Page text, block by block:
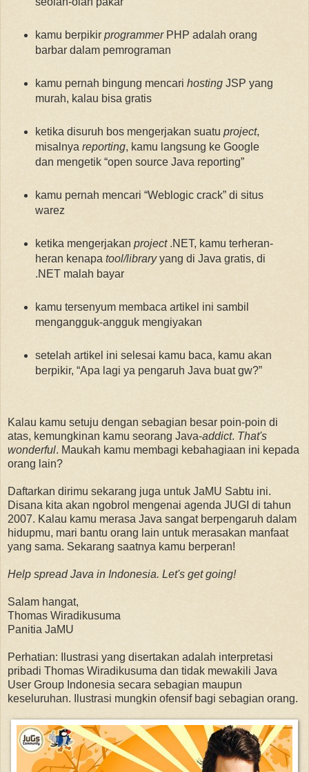
kamu berpikir programmer PHP adalah orang
barbar dalam pemrograman
kamu pernah bingung mencari hosting JSP yang
murah, kalau bisa gratis
ketika disuruh bos mengerjakan suatu project,
misalnya reporting, kamu langsung ke Google
dan mengetik “open source Java reporting”
kamu pernah mencari “Weblogic crack” di situs
warez
ketika mengerjakan project .NET, kamu terheran-
heran kenapa tool/libraryyang di Java gratis, di
.NET malah bayar
kamu tersenyum membaca artikel ini sambil
mengangguk-angguk mengiyakan
setelah artikel ini selesai kamu baca, kamu akan
berpikir, “Apa lagi ya pengaruh Java buat gw?”
Kalau kamu setuju dengan sebagian besar poin-poin di
atas, kemungkinan kamu seorang Java-addict. That's
wonderful. Maukah kamu membagi kebahagiaan ini kepada
orang lain?
Daftarkan dirimu sekarang juga untuk JaMU Sabtu ini.
Disana kita akan ngobrol mengenai agenda JUGI di tahun
2007. Kalau kamu merasa Java sangat berpengaruh dalam
hidupmu, mari bantu orang lain untuk merasakan manfaat
yang sama. Sekarang saatnya kamu berperan!
Help spread Java in Indonesia. Let's get going!
Salam hangat,
Thomas Wiradikusuma
Panitia JaMU
Perhatian: Ilustrasi yang disertakan adalah interpretasi
pribadi Thomas Wiradikusuma dan tidak mewakili Java
User Group Indonesia secara sebagian maupun
keseluruhan. Ilustrasi mungkin ofensif bagi sebagian orang.